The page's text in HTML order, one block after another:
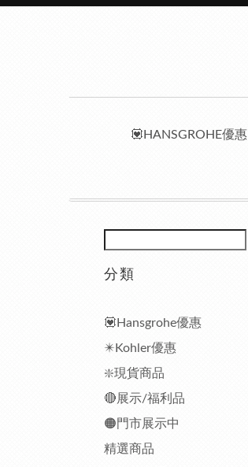
💟HANSGROHE優惠
分類
💟Hansgrohe優惠
✴️Kohler優惠
❇️現貨商品
🔴展示/福利品
🟠門市展示中
精選商品